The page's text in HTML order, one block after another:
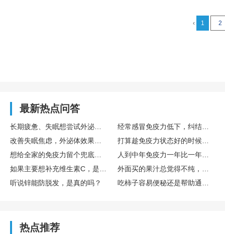
‹ 1 2
最新热点问答
听说锌能防脱发，是真的吗？
热点推荐